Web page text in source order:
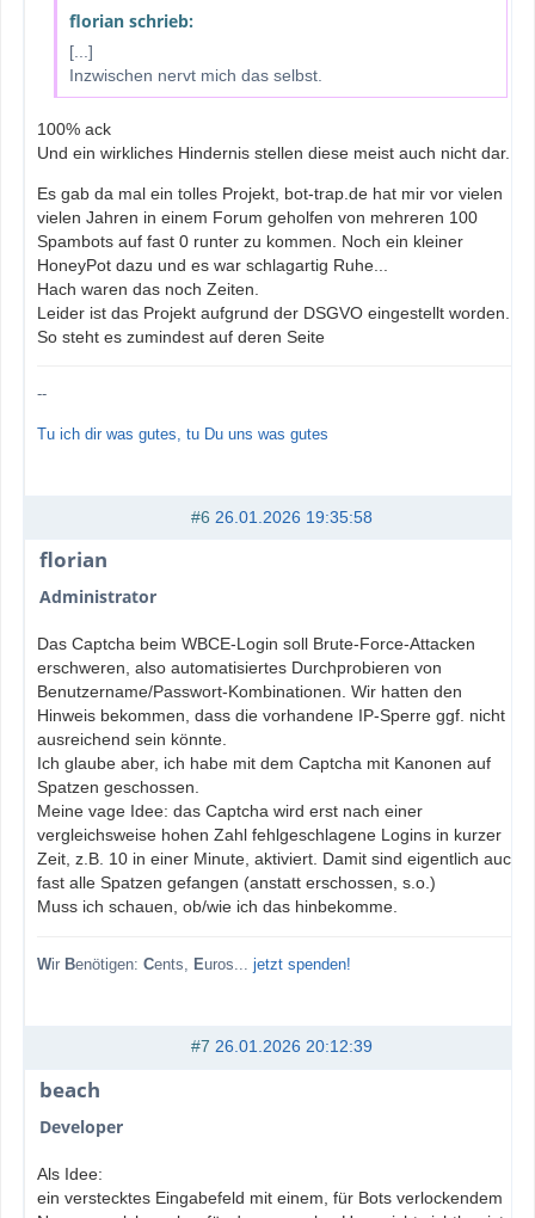
florian schrieb:
[...]
Inzwischen nervt mich das selbst.
100% ack
Und ein wirkliches Hindernis stellen diese meist auch nicht dar.
Es gab da mal ein tolles Projekt, bot-trap.de hat mir vor vielen
vielen Jahren in einem Forum geholfen von mehreren 100
Spambots auf fast 0 runter zu kommen. Noch ein kleiner
HoneyPot dazu und es war schlagartig Ruhe...
Hach waren das noch Zeiten.
Leider ist das Projekt aufgrund der DSGVO eingestellt worden.
So steht es zumindest auf deren Seite
--
Tu ich dir was gutes, tu Du uns was gutes
#6 26.01.2026 19:35:58
florian
Administrator
Das Captcha beim WBCE-Login soll Brute-Force-Attacken
erschweren, also automatisiertes Durchprobieren von
Benutzername/Passwort-Kombinationen. Wir hatten den
Hinweis bekommen, dass die vorhandene IP-Sperre ggf. nicht
ausreichend sein könnte.
Ich glaube aber, ich habe mit dem Captcha mit Kanonen auf
Spatzen geschossen.
Meine vage Idee: das Captcha wird erst nach einer
vergleichsweise hohen Zahl fehlgeschlagene Logins in kurzer
Zeit, z.B. 10 in einer Minute, aktiviert. Damit sind eigentlich auch
fast alle Spatzen gefangen (anstatt erschossen, s.o.)
Muss ich schauen, ob/wie ich das hinbekomme.
Wir Benötigen: Cents, Euros... jetzt spenden!
#7 26.01.2026 20:12:39
beach
Developer
Als Idee:
ein verstecktes Eingabefeld mit einem, für Bots verlockendem